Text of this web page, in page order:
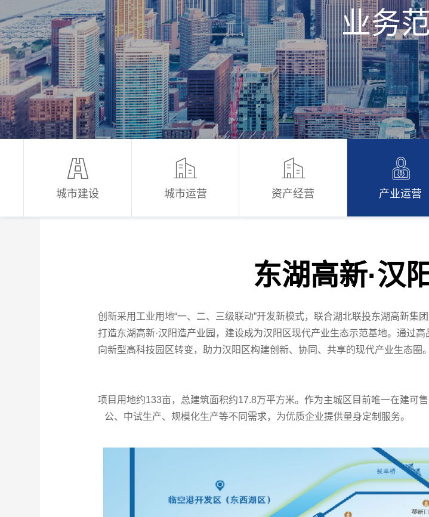
业务
城市建设 城市运营 资产经营 产业运营
东湖高新·汉
创新采用工业用地“一、二、三级联动”开发新模式，联合湖北联投东湖高新集
打造东湖高新·汉阳造产业园，建设成为汉阳区现代产业生态示范基地。通过
向新型高科技园区转变，助力汉阳区构建创新、协同、共享的现代产业生态圈。
项目用地约133亩，总建筑面积约17.8万平方米。作为主城区目前唯一在建可
公、中试生产、规模化生产等不同需求，为优质企业提供量身定制服务。